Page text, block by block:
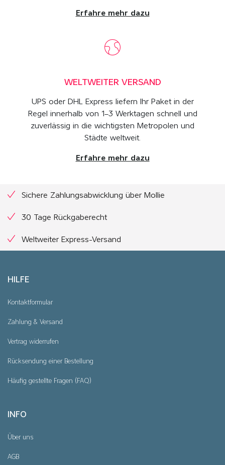
Erfahre mehr dazu
WELTWEITER VERSAND
UPS oder DHL Express liefern Ihr Paket in der
Regel innerhalb von 1–3 Werktagen schnell und
zuverlässig in die wichtigsten Metropolen und
Städte weltweit.
Erfahre mehr dazu
Sichere Zahlungsabwicklung über Mollie
30 Tage Rückgaberecht
Weltweiter Express-Versand
HILFE
Kontaktformular
Zahlung & Versand
Vertrag widerrufen
Rücksendung einer Bestellung
Häufig gestellte Fragen (FAQ)
INFO
Über uns
AGB